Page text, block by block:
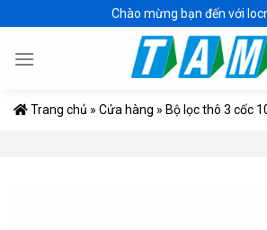
to
content
Chào mừng bạn đến với
Trang chủ » Cửa hàng » Bộ lọc thô 3 cốc